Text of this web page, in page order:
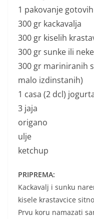
1 pakovanje
300 gr kackavalja
300 gr kiselih
300 gr sunke ili
300 gr mariniranih
malo izdinstanih)
1 casa (2 dcl)
3 jaja
origano
ulje
ketchup
PRIPREMA:
Kackavalj i sunku
kisele krastavcice
Prvu koru namazati